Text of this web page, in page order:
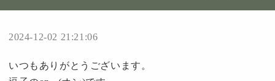
2024-12-02 21:21:06
いつもありがとうございます。